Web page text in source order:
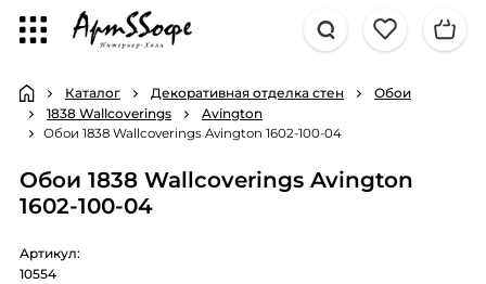
Каталог Декоративная отделка стен
Обои
1838 Wallcoverings
Avington
Обои 1838 Wallcoverings Avington 1602-100-04
Обои 1838 Wallcoverings Avington
1602-100-04
Артикул:
10554